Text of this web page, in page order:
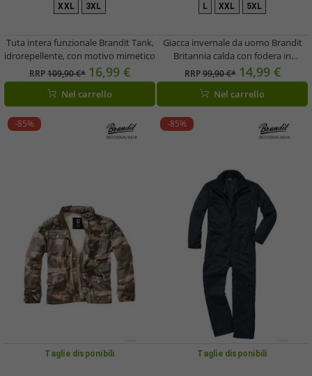
XXL 3XL
Tuta intera funzionale Brandit Tank,
idrorepellente, con motivo mimetico
RRP109,90 €* 16,99 €
Nel carrello
L XXL 5XL
Giacca invernale da uomo Brandit
Britannia calda con fodera in
peluche, color cammello
RRP99,90 €* 14,99 €
Nel carrello
-85%
Taglie disponibili
-85%
Taglie disponibili